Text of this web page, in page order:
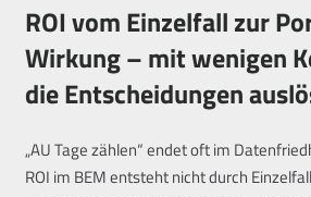
ROI vom Einzelfall zur
Wirkung – mit wenigen
die Entscheidungen
„AU Tage zählen“ endet oft im
ROI im BEM entsteht nicht durch